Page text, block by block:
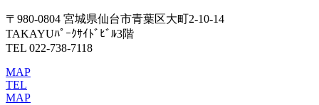
〒980-0804 宮城県仙台市青葉区大町2-10-14
TAKAYUﾊﾟｰｸｻｲﾄﾞﾋﾞﾙ3階
TEL 022-738-7118
MAP
TEL
MAP